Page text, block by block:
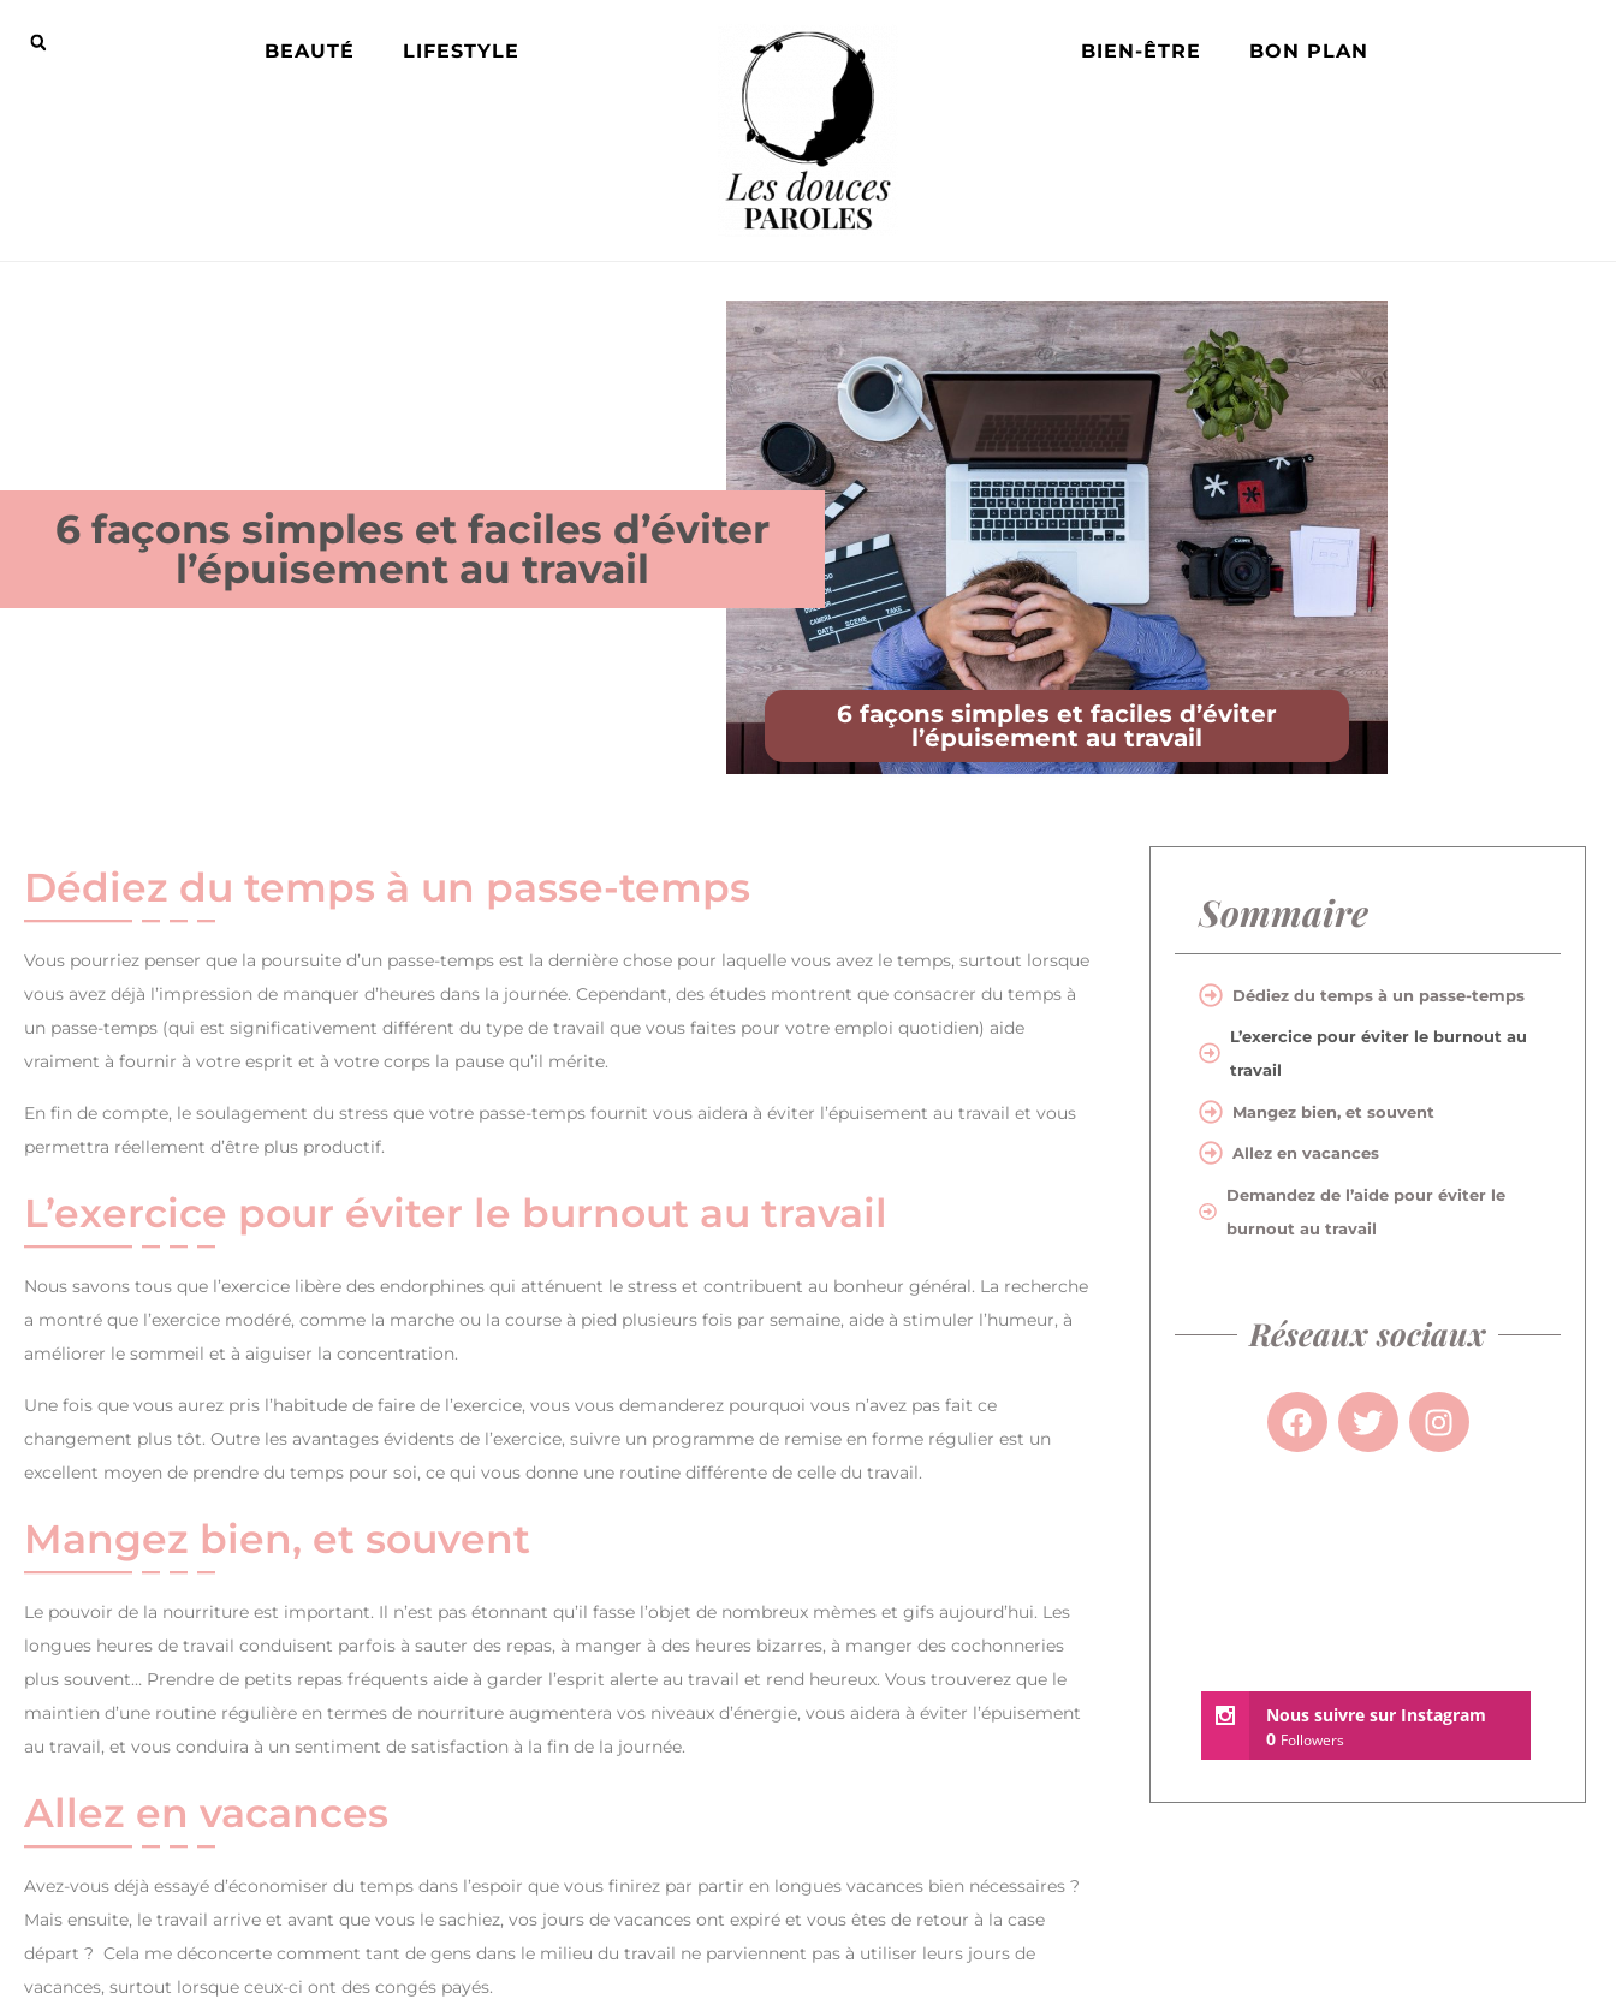
BEAUTÉ LIFESTYLE BIEN-ÊTRE BON PLAN
6 façons simples et faciles d’éviter
l’épuisement au travail
6 façons simples et faciles d’éviter
l’épuisement au travail
Dédiez du temps à un passe-temps
Vous pourriez penser que la poursuite d’un passe-temps est la dernière chose pour laquelle vous avez le temps, surtout lorsque
vous avez déjà l’impression de manquer d’heures dans la journée. Cependant, des études montrent que consacrer du temps à
un passe-temps (qui est significativement différent du type de travail que vous faites pour votre emploi quotidien) aide
vraiment à fournir à votre esprit et à votre corps la pause qu’il mérite.
En fin de compte, le soulagement du stress que votre passe-temps fournit vous aidera à éviter l’épuisement au travail et vous
permettra réellement d’être plus productif.
L’exercice pour éviter le burnout au travail
Nous savons tous que l’exercice libère des endorphines qui atténuent le stress et contribuent au bonheur général. La recherche
a montré que l’exercice modéré, comme la marche ou la course à pied plusieurs fois par semaine, aide à stimuler l’humeur, à
améliorer le sommeil et à aiguiser la concentration.
Une fois que vous aurez pris l’habitude de faire de l’exercice, vous vous demanderez pourquoi vous n’avez pas fait ce
changement plus tôt. Outre les avantages évidents de l’exercice, suivre un programme de remise en forme régulier est un
excellent moyen de prendre du temps pour soi, ce qui vous donne une routine différente de celle du travail.
Mangez bien, et souvent
Le pouvoir de la nourriture est important. Il n’est pas étonnant qu’il fasse l’objet de nombreux mèmes et gifs aujourd’hui. Les
longues heures de travail conduisent parfois à sauter des repas, à manger à des heures bizarres, à manger des cochonneries
plus souvent… Prendre de petits repas fréquents aide à garder l’esprit alerte au travail et rend heureux. Vous trouverez que le
maintien d’une routine régulière en termes de nourriture augmentera vos niveaux d’énergie, vous aidera à éviter l’épuisement
au travail, et vous conduira à un sentiment de satisfaction à la fin de la journée.
Allez en vacances
Avez-vous déjà essayé d’économiser du temps dans l’espoir que vous finirez par partir en longues vacances bien nécessaires ?
Mais ensuite, le travail arrive et avant que vous le sachiez, vos jours de vacances ont expiré et vous êtes de retour à la case
départ ? Cela me déconcerte comment tant de gens dans le milieu du travail ne parviennent pas à utiliser leurs jours de
vacances, surtout lorsque ceux-ci ont des congés payés.
Sommaire
Dédiez du temps à un passe-temps
L’exercice pour éviter le burnout au
travail
Mangez bien, et souvent
Allez en vacances
Demandez de l’aide pour éviter le
burnout au travail
Réseaux sociaux
Nous suivre sur Instagram
0 Followers